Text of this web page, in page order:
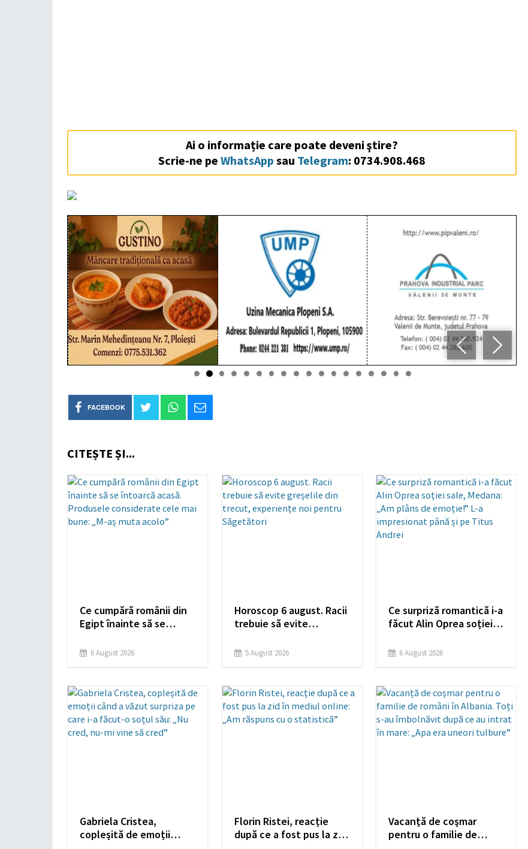
Ai o informație care poate deveni ştire?
Scrie-ne peWhatsApp sau Telegram: 0734.908.468
FACEBOOK
CITEȘTE ȘI...
Ce cumpără românii din
Egipt înainte să se
Produsele considerate
6 August 2026
Horoscop 6 august. Racii
trebuie să evite
experiențe noi pentru
5 August 2026
Ce surpriză romantică i-a
făcut Alin Oprea soției
de emoție!” L-a
6 August 2026
Gabriela Cristea,
copleșită de emoții
Florin Ristei, reacție
după ce a fost pus la zid
Vacanță de coșmar
pentru o familie de